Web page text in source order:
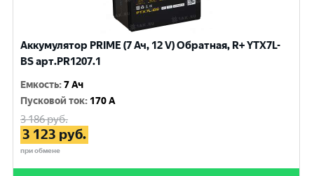
Аккумулятор PRIME (7 Ач, 12 V) Обратная, R+ YTX7L-
BS арт.PR1207.1
Емкость:7 Ач
Пусковой ток: 170 A
3 186руб.
3 123 руб.
при обмене